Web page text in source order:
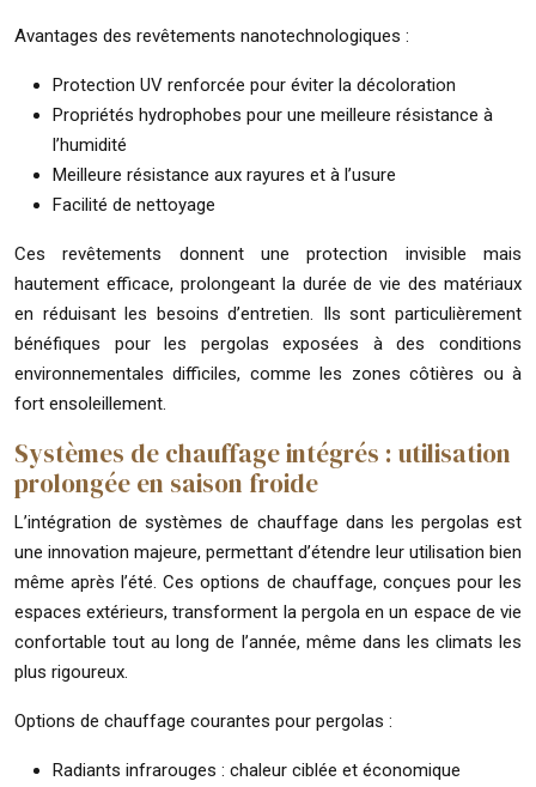
Avantages des revêtements nanotechnologiques :
Protection UV renforcée pour éviter la décoloration
Propriétés hydrophobes pour une meilleure résistance à
l’humidité
Meilleure résistance aux rayures et à l’usure
Facilité de nettoyage
Ces revêtements donnent une protection invisible mais
hautement efficace, prolongeant la durée de vie des matériaux
en réduisant les besoins d’entretien. Ils sont particulièrement
bénéfiques pour les pergolas exposées à des conditions
environnementales difficiles, comme les zones côtières ou à
fort ensoleillement.
Systèmes de chauffage intégrés : utilisation
prolongée en saison froide
L’intégration de systèmes de chauffage dans les pergolas est
une innovation majeure, permettant d’étendre leur utilisation bien
même après l’été. Ces options de chauffage, conçues pour les
espaces extérieurs, transforment la pergola en un espace de vie
confortable tout au long de l’année, même dans les climats les
plus rigoureux.
Options de chauffage courantes pour pergolas :
Radiants infrarouges : chaleur ciblée et économique